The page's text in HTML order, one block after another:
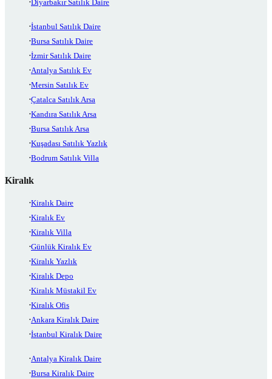
Diyarbakır Satılık Daire
İstanbul Satılık Daire
Bursa Satılık Daire
İzmir Satılık Daire
Antalya Satılık Ev
Mersin Satılık Ev
Çatalca Satılık Arsa
Kandıra Satılık Arsa
Bursa Satılık Arsa
Kuşadası Satılık Yazlık
Bodrum Satılık Villa
Kiralık
Kiralık Daire
Kiralık Ev
Kiralık Villa
Günlük Kiralık Ev
Kiralık Yazlık
Kiralık Depo
Kiralık Müstakil Ev
Kiralık Ofis
Ankara Kiralık Daire
İstanbul Kiralık Daire
Antalya Kiralık Daire
Bursa Kiralık Daire